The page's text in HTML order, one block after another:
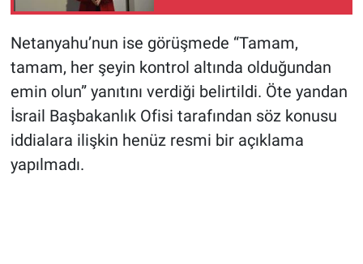
Netanyahu’nun ise görüşmede “Tamam,
tamam, her şeyin kontrol altında olduğundan
emin olun” yanıtını verdiği belirtildi. Öte yandan
İsrail Başbakanlık Ofisi tarafından söz konusu
iddialara ilişkin henüz resmi bir açıklama
yapılmadı.